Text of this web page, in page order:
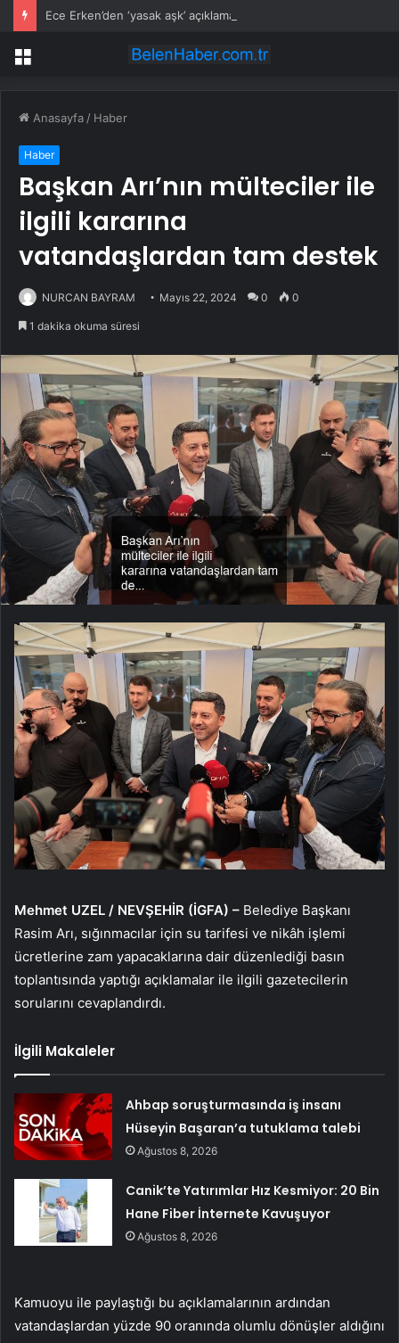
Menü
Anasayfa / Haber
Haber
Başkan Arı’nın mülteciler ile
ilgili kararına
vatandaşlardan tam destek
NURCAN BAYRAM Mayıs 22, 2024 0 0
1 dakika okuma süresi
Mehmet UZEL / NEVŞEHİR (İGFA) – Belediye Başkanı
Rasim Arı, sığınmacılar için su tarifesi ve nikâh işlemi
ücretlerine zam yapacaklarına dair düzenlediği basın
toplantısında yaptığı açıklamalar ile ilgili gazetecilerin
sorularını cevaplandırdı.
İlgili Makaleler
Ahbap soruşturmasında iş insanı
Hüseyin Başaran’a tutuklama talebi
Ağustos 8, 2026
Canik’te Yatırımlar Hız Kesmiyor: 20 Bin
Hane Fiber İnternete Kavuşuyor
Ağustos 8, 2026
Kamuoyu ile paylaştığı bu açıklamalarının ardından
vatandaşlardan yüzde 90 oranında olumlu dönüşler aldığını